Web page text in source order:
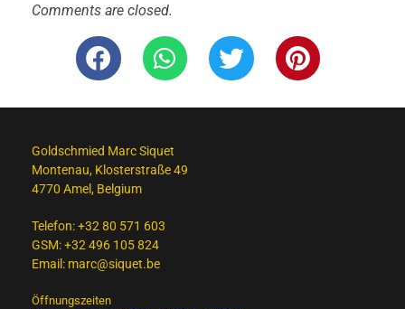
Comments are closed.
Goldschmied Marc Siquet
Montenau, Klosterstraße 49
4770 Amel, Belgium
Telefon:+32 80 571 603
GSM:+32 496 105 824
Email: marc@siquet.be
Öffnungszeiten